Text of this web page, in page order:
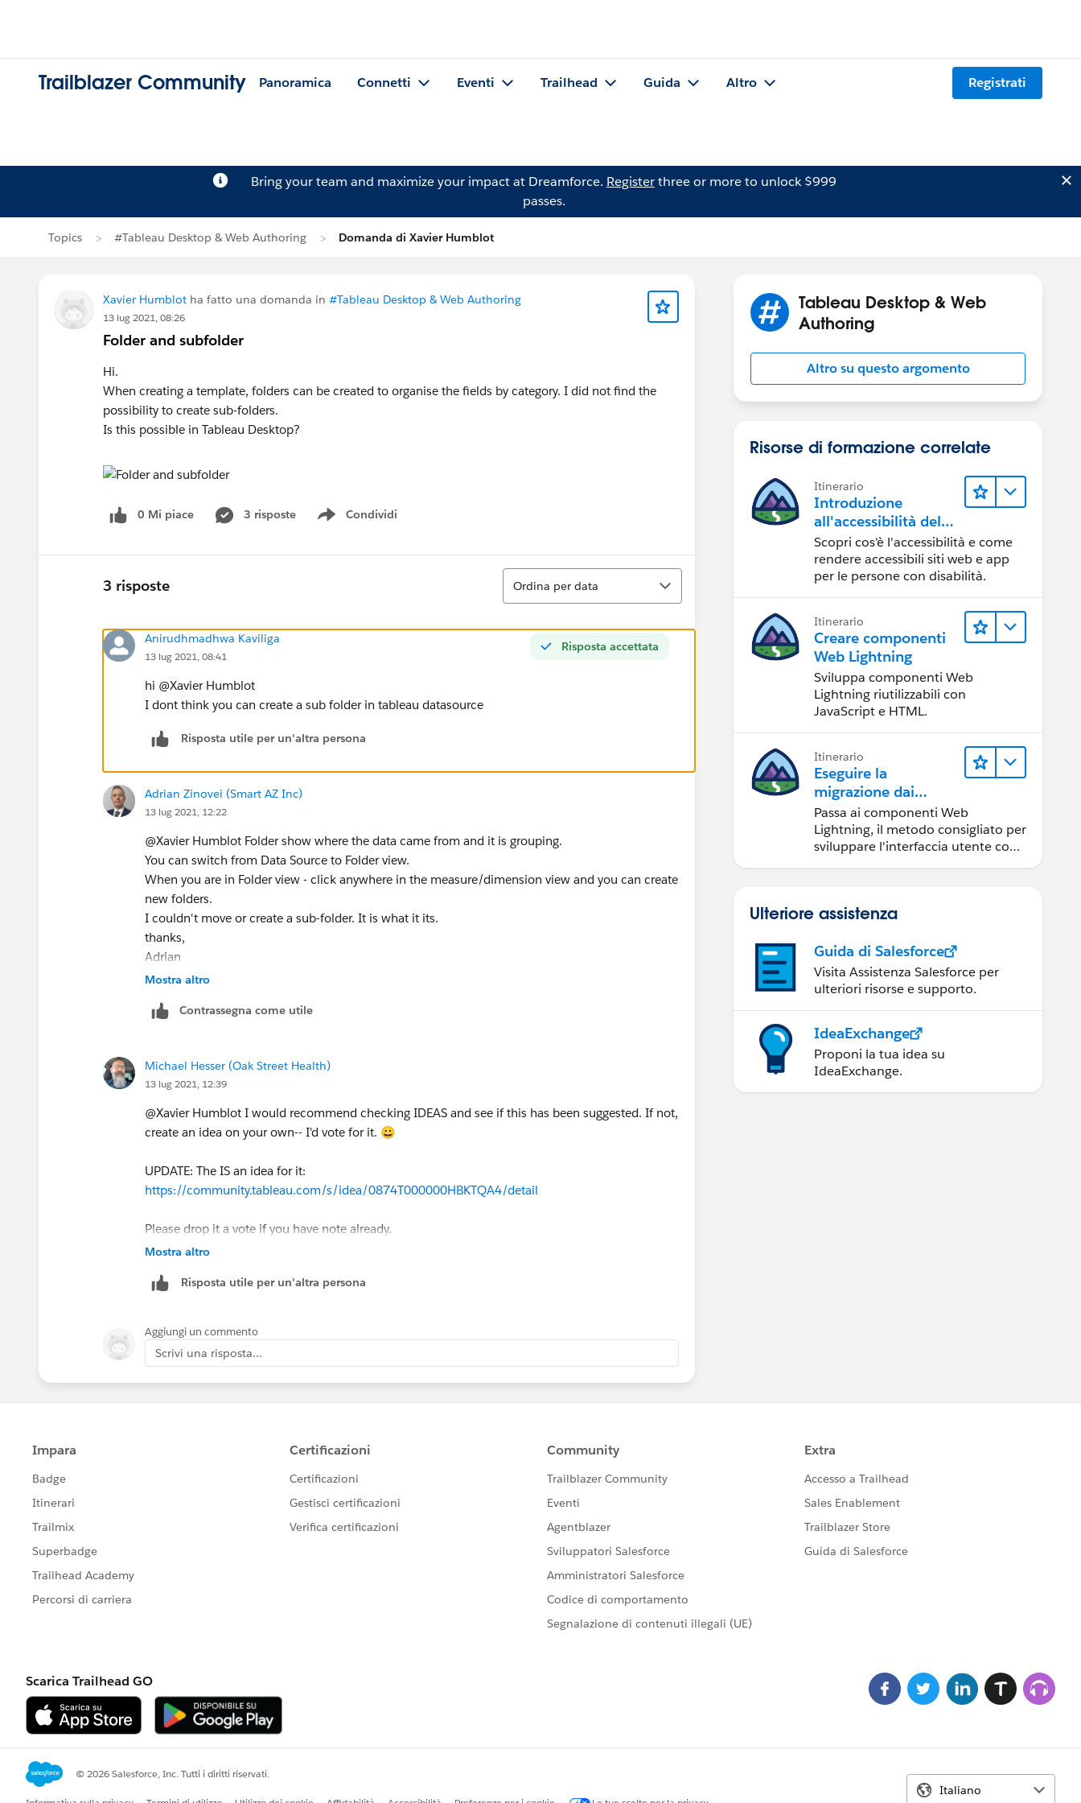
Trailblazer Community Panoramica Connetti Eventi Trailhead Guida Altro Registrati
Bring your team and maximize your impact at Dreamforce. Registerthree or more to unlock $999
passes.
Topics #Tableau Desktop & Web Authoring Domanda di Xavier Humblot
Xavier Humblot ha fatto una domanda in #Tableau Desktop & Web Authoring
13 lug 2021, 08:26
Folder and subfolder
Hi.
When creating a template, folders can be created to organise the fields by category. I did not find the
possibility to create sub-folders.
Is this possible in Tableau Desktop?
0 Mi piace 3 risposte Condividi
Show menu
3 risposte
Ordina
Ordina per data
Risposta accettata
Anirudhmadhwa Kaviliga
13 lug 2021, 08:41
hi @Xavier Humblot​
I dont think you can create a sub folder in tableau datasource
Risposta utile per un'altra persona
Adrian Zinovei (Smart AZ Inc)
13 lug 2021, 12:22
@Xavier Humblot​ Folder show where the data came from and it is grouping.
You can switch from Data Source to Folder view.
When you are in Folder view - click anywhere in the measure/dimension view and you can create
new folders.
I couldn't move or create a sub-folder. It is what it its.
thanks,
Adrian
Mostra altro
Contrassegna come utile
Michael Hesser (Oak Street Health)
13 lug 2021, 12:39
@Xavier Humblot​ I would recommend checking IDEAS and see if this has been suggested. If not,
create an idea on your own-- I'd vote for it. 😀
UPDATE: The IS an idea for it:
https://community.tableau.com/s/idea/0874T000000HBKTQA4/detail
Please drop it a vote if you have note already.
Mostra altro
Risposta utile per un'altra persona
Aggiungi un commento
Scrivi una risposta...
Tableau Desktop & Web
Authoring
Altro su questo argomento
Risorse di formazione correlate
Itinerario
Introduzione
all'accessibilità del
Web
Scopri cos'è l'accessibilità e come
rendere accessibili siti web e app
per le persone con disabilità.
Itinerario
Creare componenti
Web Lightning
Sviluppa componenti Web
Lightning riutilizzabili con
JavaScript e HTML.
Itinerario
Eseguire la
migrazione dai
componenti Aura ai
componenti Web
Lightning
Passa ai componenti Web
Lightning, il metodo consigliato per
sviluppare l'interfaccia utente con
Ulteriore assistenza
Guida di Salesforce
Visita Assistenza Salesforce per
ulteriori risorse e supporto.
IdeaExchange
Proponi la tua idea su
IdeaExchange.